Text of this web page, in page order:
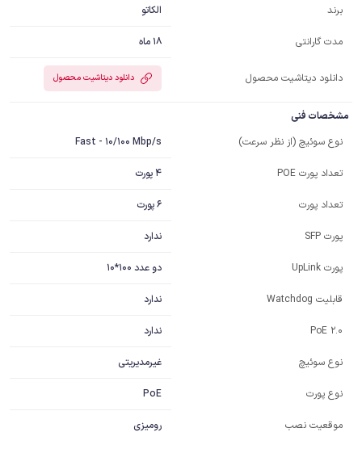
برند الکاتو
مدت گارانتی 18 ماه
دانلود دیتاشیت محصول دانلود دیتاشیت محصول
مشخصات فنی
نوع سوئیچ (از نظر سرعت)
Fast - 10/100 Mbp/s
تعداد پورت POE 4 پورت
تعداد پورت 6 پورت
پورت SFP ندارد
پورت UpLink دو عدد 100*10
قابلیت Watchdog ندارد
PoE 2.0 ندارد
نوع سوئیچ غیرمدیریتی
نوع پورت PoE
موقعیت نصب رومیزی